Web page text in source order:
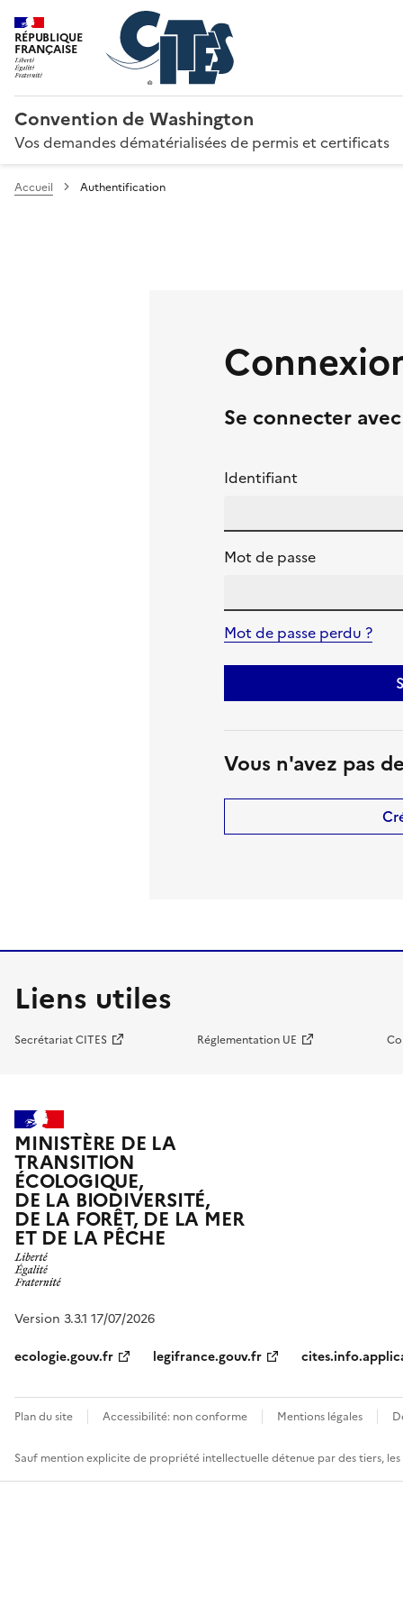
RÉPUBLIQUE
FRANÇAISE
Convention de Washington
Vos demandes dématérialisées de permis et certificats
Accueil Authentification
Se connecter
Identifiant
Mot de passe
Mot de passe perdu ?
Vous n'avez pas
Liens utiles
Secrétariat CITES Réglementation UE
MINISTÈRE DE LA
TRANSITION
ÉCOLOGIQUE,
DE LA BIODIVERSITÉ,
DE LA FORÊT, DE LA MER
ET DE LA PÊCHE
Version 3.3.1 17/07/2026
ecologie.gouv.fr
legifrance.gouv.fr
Plan du site Accessibilité: non conforme Mentions légales
Sauf mention explicite de propriété intellectuelle détenue par des tiers,